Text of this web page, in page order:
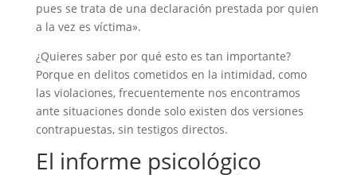
pues se trata de una declaración prestada por quien
a la vez es víctima».
¿Quieres saber por qué esto es tan importante?
Porque en delitos cometidos en la intimidad, como
las violaciones, frecuentemente nos encontramos
ante situaciones donde solo existen dos versiones
contrapuestas, sin testigos directos.
El informe psicológico